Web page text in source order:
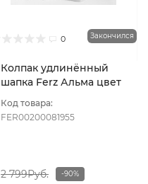
0 Закончился
Колпак удлинённый
шапка Ferz Альма цвет
Код товара:
FER00200081955
2 799Руб. -90%